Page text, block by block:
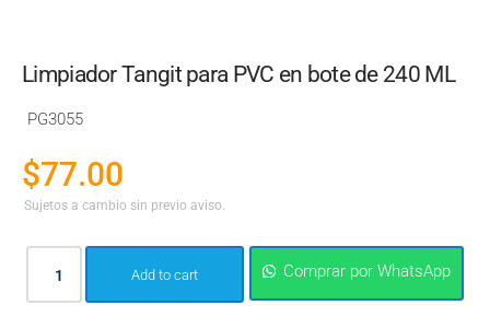
Limpiador Tangit para PVC en bote de 240 ML
PG3055
$77.00
Sujetos a cambio sin previo aviso.
Add to cart Comprar por WhatsApp